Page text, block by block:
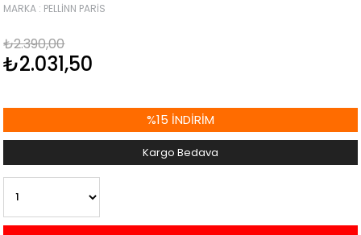
MARKA : PELLINN PARIS
₺2.390,00
₺2.031,50
%15 İNDIRIM
Kargo Bedava